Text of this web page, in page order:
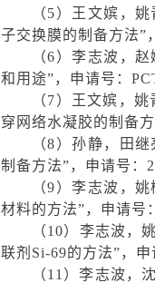
（5）王文嫔，
子交换膜的制备方法”
（6）李志波，
和用途”，申请号：
（7）王文嫔，
穿网络水凝胶的制备
（8）孙静，田
制备方法”，申请号：
（9）李志波，
材料的方法”，申请号
（10）李志波，
联剂 Si-69的方法”，
（11 ）李志波，